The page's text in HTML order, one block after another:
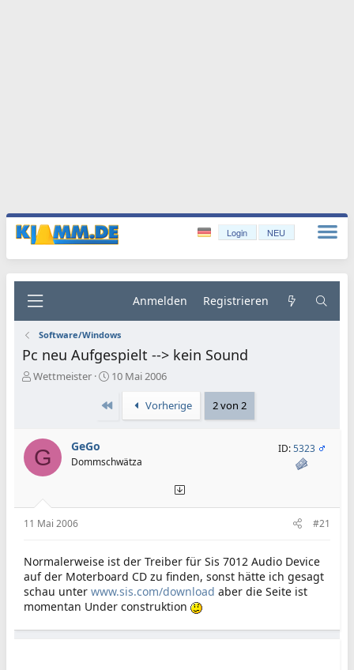
Login NEU
Anmelden Registrieren
Software/Windows
Pc neu Aufgespielt --> kein Sound
E
l
e
Wettmeister
E
s
l
10 Mai 2006
Erste
Vorherige 2 von 2
G GeGo
Dommschwätza
ID:5323
11 Mai 2006 #21
Normalerweise ist der Treiber für Sis 7012 Audio Device
auf der Moterboard CD zu finden, sonst hätte ich gesagt
schau unter www.sis.com/download aber die Seite ist
momentan Under construktion